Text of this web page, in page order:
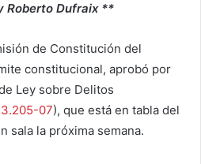
Roberto Dufraix **
de Constitución del
constitucional, aprobó por
Ley sobre Delitos
07), que está en tabla del
sala la próxima semana.